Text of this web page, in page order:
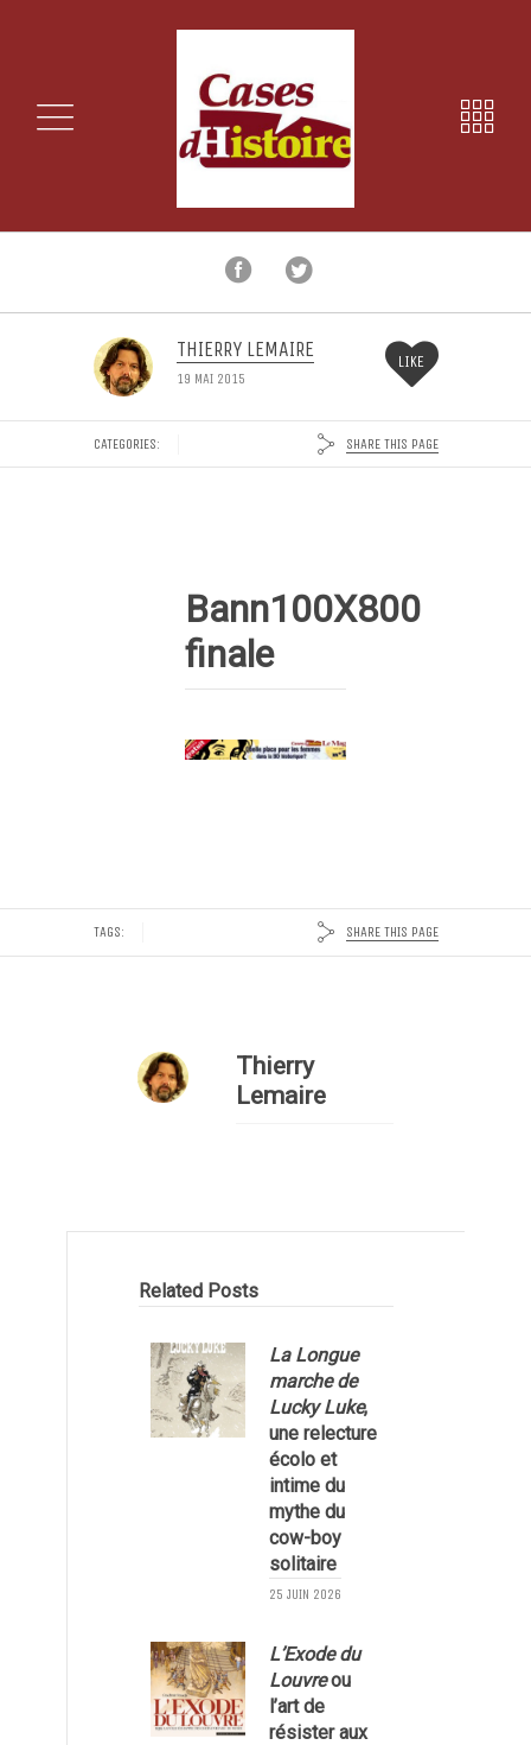
THIERRY LEMAIRE
19 MAI 2015
LIKE
CATEGORIES: SHARE THIS PAGE
Bann100X800
finale
TAGS: SHARE THIS PAGE
Thierry
Lemaire
Related Posts
La Longue
marche de
Lucky Luke,
une relecture
écolo et
intime du
mythe du
cow-boy
solitaire
25 JUIN 2026
L’Exode du
Louvreou
l’art de
résister aux